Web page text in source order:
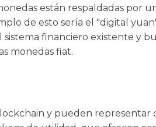
están respaldadas por
de esto sería el "digital
financiero existente y
monedas fiat.
y pueden representar